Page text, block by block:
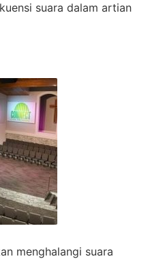
suara dalam artian
menghalangi suara